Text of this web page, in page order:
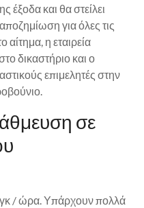
έξοδα και θα στείλει
για όλες τις
αίτημα, η εταιρεία
δικαστήριο και ο
επιμελητές στην
σε
/ ώρα. Υπάρχουν πολλά